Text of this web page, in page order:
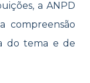
a ANPD
compreensão
do tema e de